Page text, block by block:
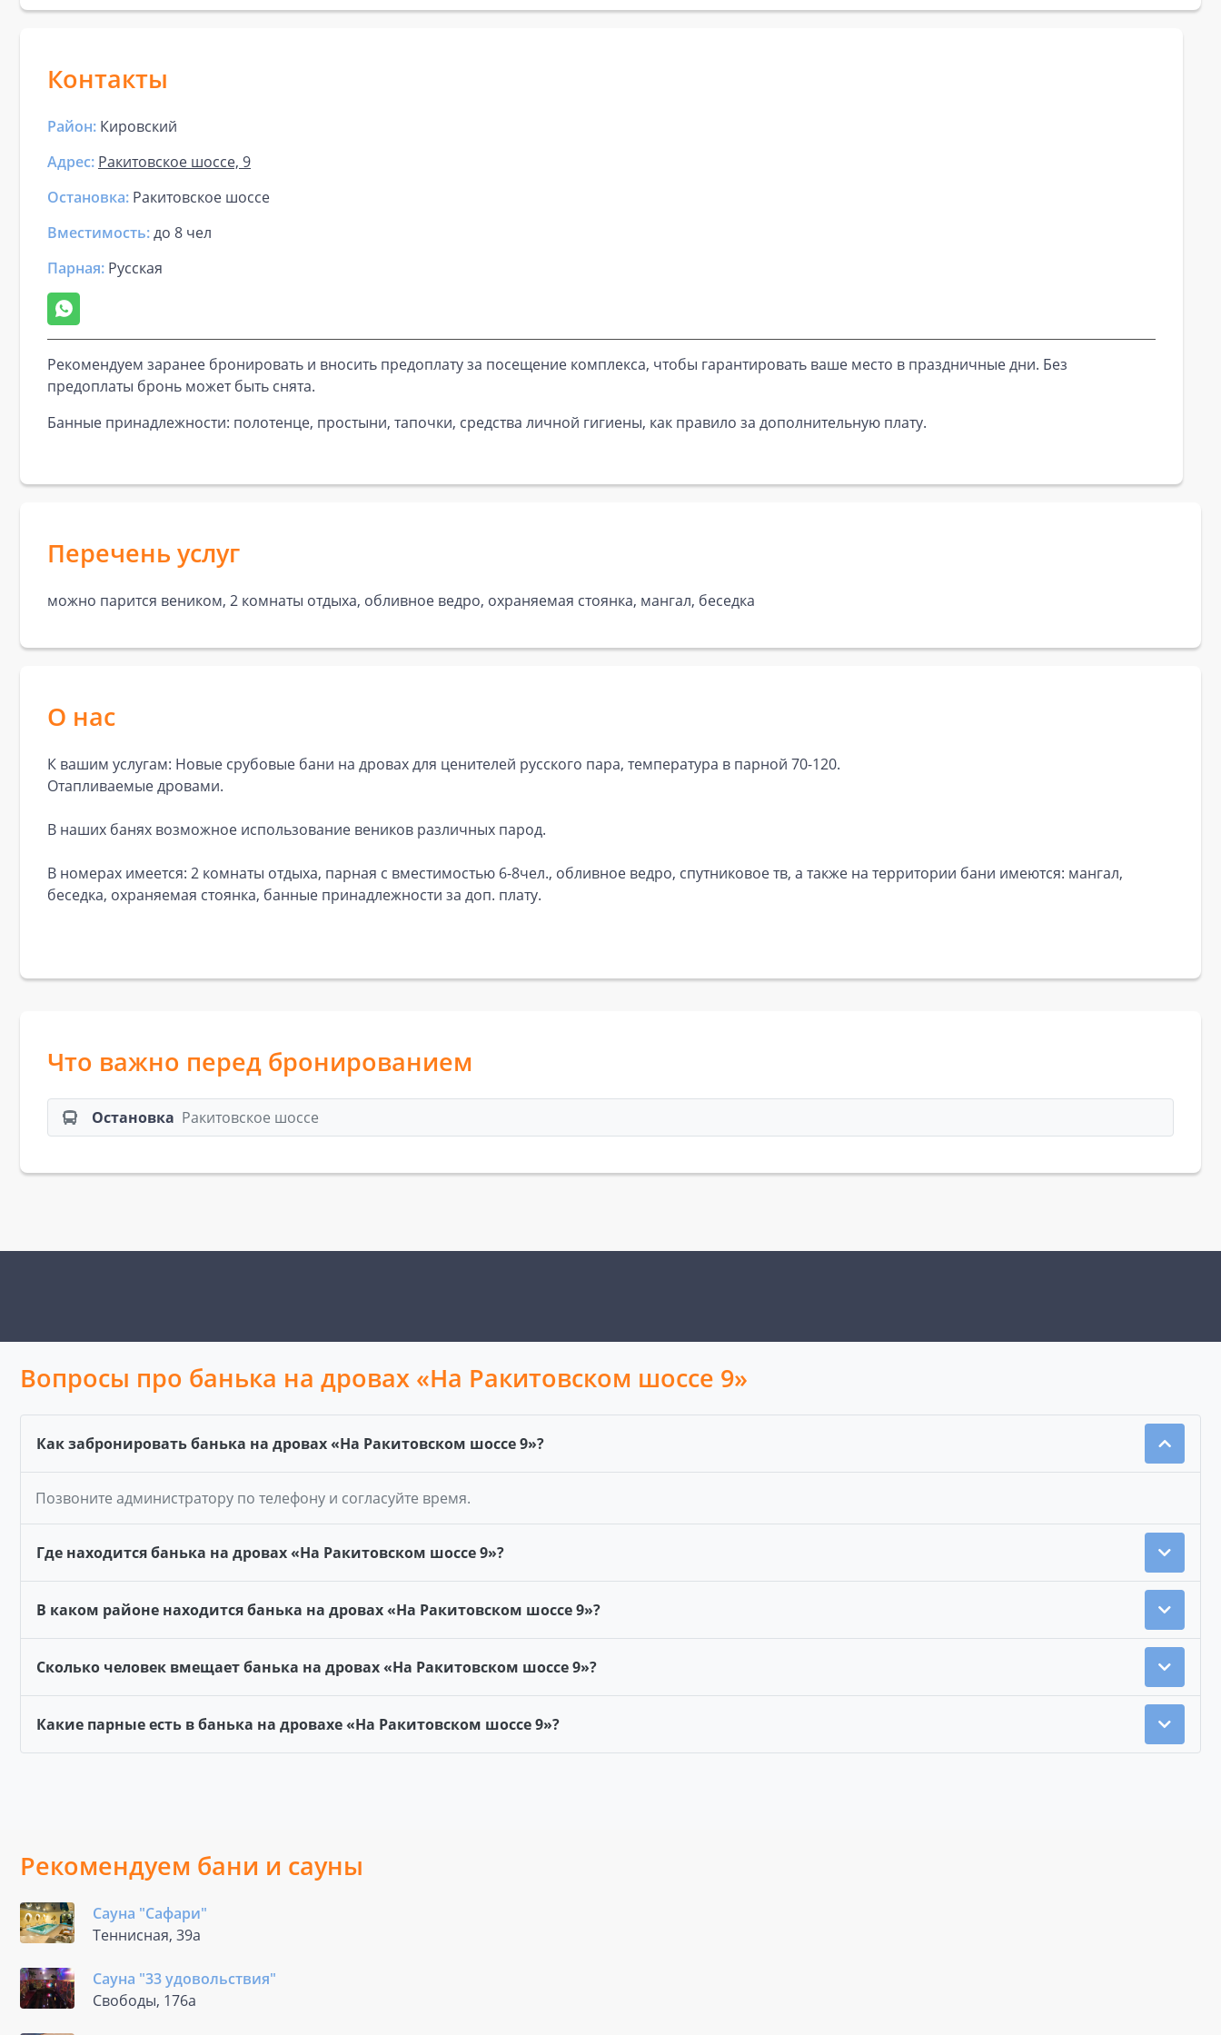
Контакты
Район: Кировский
Адрес: Ракитовское шоссе, 9
Остановка: Ракитовское шоссе
Вместимость:до 8 чел
Парная: Русская
Рекомендуем заранее бронировать и вносить предоплату за посещение комплекса, чтобы гарантировать ваше место в праздничные дни. Без
предоплаты бронь может быть снята.
Банные принадлежности: полотенце, простыни, тапочки, средства личной гигиены, как правило за дополнительную плату.
Перечень услуг
можно парится веником, 2 комнаты отдыха, обливное ведро, охраняемая стоянка, мангал, беседка
О нас
К вашим услугам: Новые срубовые бани на дровах для ценителей русского пара, температура в парной 70-120.
Отапливаемые дровами.
В наших банях возможное использование веников различных парод.
В номерах имеется: 2 комнаты отдыха, парная с вместимостью 6-8чел., обливное ведро, спутниковое тв, а также на территории бани имеются: мангал,
беседка, охраняемая стоянка, банные принадлежности за доп. плату.
Что важно перед бронированием
Остановка Ракитовское шоссе
Вопросы про банька на дровах «На Ракитовском шоссе 9»
Как забронировать банька на дровах «На Ракитовском шоссе 9»?
Позвоните администратору по телефону и согласуйте время.
Где находится банька на дровах «На Ракитовском шоссе 9»?
В каком районе находится банька на дровах «На Ракитовском шоссе 9»?
Сколько человек вмещает банька на дровах «На Ракитовском шоссе 9»?
Какие парные есть в банька на дровахе «На Ракитовском шоссе 9»?
Рекомендуем бани и сауны
Сауна "Сафари"
Теннисная, 39а
Сауна "33 удовольствия"
Свободы, 176а